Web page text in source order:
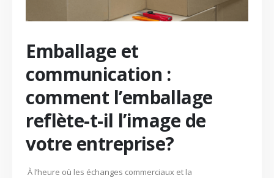
Emballage et
communication :
comment l’emballage
reflète-t-il l’image de
votre entreprise?
À l’heure où les échanges commerciaux et la